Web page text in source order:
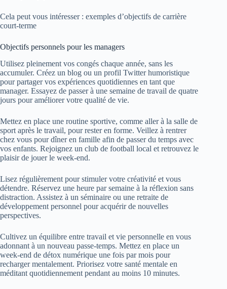
Cela peut vous intéresser : exemples d’objectifs de carrière
court-terme
Objectifs personnels pour les managers
Utilisez pleinement vos congés chaque année, sans les
accumuler. Créez un blog ou un profil Twitter humoristique
pour partager vos expériences quotidiennes en tant que
manager. Essayez de passer à une semaine de travail de quatre
jours pour améliorer votre qualité de vie.
Mettez en place une routine sportive, comme aller à la salle de
sport après le travail, pour rester en forme. Veillez à rentrer
chez vous pour dîner en famille afin de passer du temps avec
vos enfants. Rejoignez un club de football local et retrouvez le
plaisir de jouer le week-end.
Lisez régulièrement pour stimuler votre créativité et vous
détendre. Réservez une heure par semaine à la réflexion sans
distraction. Assistez à un séminaire ou une retraite de
développement personnel pour acquérir de nouvelles
perspectives.
Cultivez un équilibre entre travail et vie personnelle en vous
adonnant à un nouveau passe-temps. Mettez en place un
week-end de détox numérique une fois par mois pour
recharger mentalement. Priorisez votre santé mentale en
méditant quotidiennement pendant au moins 10 minutes.